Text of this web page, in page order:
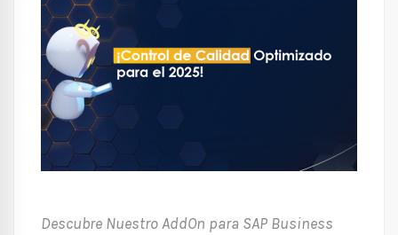
Descubre Nuestro AddOn para SAP Business